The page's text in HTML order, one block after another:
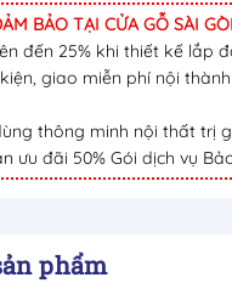
BẢO TẠI CỬA GỖ SÀI
đến 25% khi thiết kế lắp
giao miễn phí nội
thông minh nội thất trị
ưu đãi 50% Gói dịch vụ
phẩm